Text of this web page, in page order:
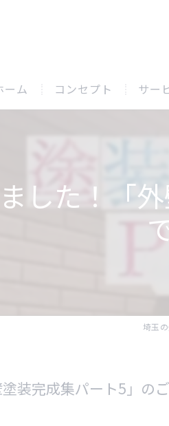
ーム コンセプト サー
した！「
埼玉
装完成集パート5」の